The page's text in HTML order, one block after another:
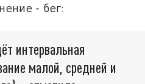
- бег:
интервальная
малой, средней и